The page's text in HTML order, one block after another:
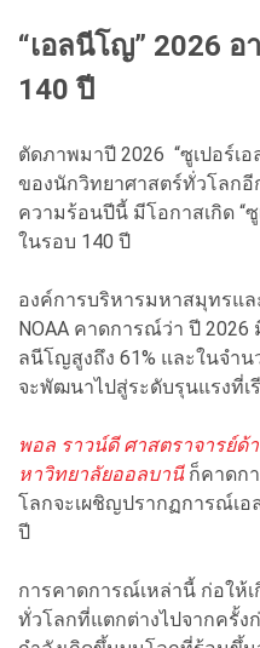
“เอลนีโญ” 2026
140 ปี
ตัดภาพมาปี 2026 “ซูเปอร์เ
ของนักวิทยาศาสตร์ทั่วโลก
ความร้อนปีนี้ มีโอกาสเกิด “
ในรอบ 140 ปี
องค์การบริหารมหาสมุทรแ
NOAA คาดการณ์ว่า ปี
ลนีโญสูงถึง 61% และในจำ
จะพัฒนาไปสู่ระดับรุนแรงที่เ
พอล ราวน์ดี ศาสตราจารย์ด้
หาวิทยาลัยออลบานีก็คาดก
โลกจะเผชิญปรากฏการณ์เ
ปี
การคาดการณ์เหล่านี้ ก่อให้
ทั่วโลกที่แตกต่างไปจากครั้ง